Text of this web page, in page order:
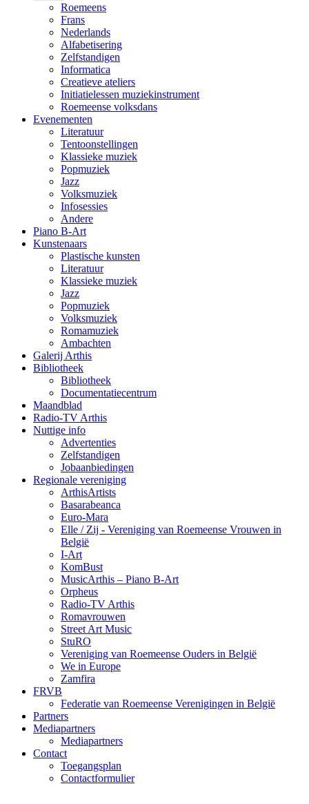
Roemeens
Frans
Nederlands
Alfabetisering
Zelfstandigen
Informatica
Creatieve ateliers
Initiatielessen muziekinstrument
Roemeense volksdans
Evenementen
Literatuur
Tentoonstellingen
Klassieke muziek
Popmuziek
Jazz
Volksmuziek
Infosessies
Andere
Piano B-Art
Kunstenaars
Plastische kunsten
Literatuur
Klassieke muziek
Jazz
Popmuziek
Volksmuziek
Romamuziek
Ambachten
Galerij Arthis
Bibliotheek
Bibliotheek
Documentatiecentrum
Maandblad
Radio-TV Arthis
Nuttige info
Advertenties
Zelfstandigen
Jobaanbiedingen
Regionale vereniging
ArthisArtists
Basarabeanca
Euro-Mara
Elle / Zij - Vereniging van Roemeense Vrouwen in
België
I-Art
KomBust
MusicArthis – Piano B-Art
Orpheus
Radio-TV Arthis
Romavrouwen
Street Art Music
StuRO
Vereniging van Roemeense Ouders in België
We in Europe
Zamfira
FRVB
Federatie van Roemeense Verenigingen in België
Partners
Mediapartners
Mediapartners
Contact
Toegangsplan
Contactformulier